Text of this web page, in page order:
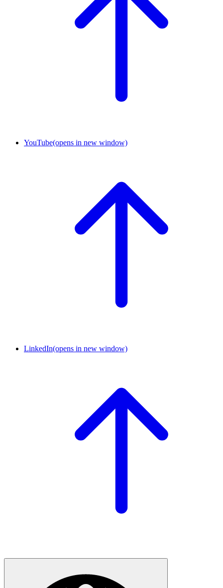
YouTube(opens in new window)
LinkedIn(opens in new window)